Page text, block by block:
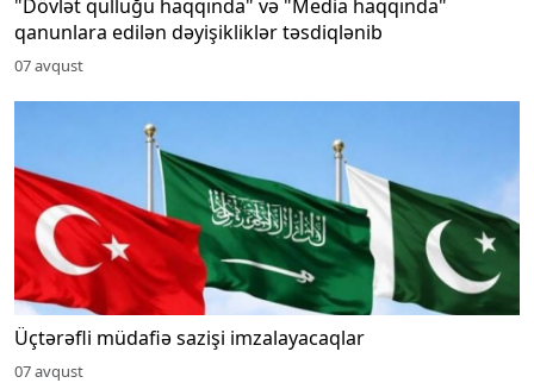
"Dövlət qulluğu haqqında" və "Media haqqında"
qanunlara edilən dəyişikliklər təsdiqlənib
07 avqust
Üçtərəfli müdafiə sazişi imzalayacaqlar
07 avqust